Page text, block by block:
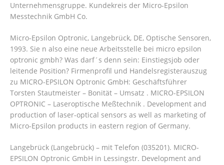
Unternehmensgruppe. Kundekreis der Micro-Epsilon
Messtechnik GmbH Co.
Micro-Epsilon Optronic, Langebrück, DE, Optische Sensoren,
1993. Sie n also eine neue Arbeitsstelle bei micro epsilon
optronic gmbh? Was darf´s denn sein: Einstiegsjob oder
leitende Position? Firmenprofil und Handelsregisterauszug
zu MICRO-EPSILON Optronic GmbH: Geschäftsführer
Torsten Stautmeister – Bonität – Umsatz . MICRO-EPSILON
OPTRONIC – Laseroptische Meßtechnik . Development and
production of laser-optical sensors as well as marketing of
Micro-Epsilon products in eastern region of Germany.
Langebrück (Langebrück) – mit Telefon (035201). MICRO-
EPSILON Optronic GmbH in Lessingstr. Development and